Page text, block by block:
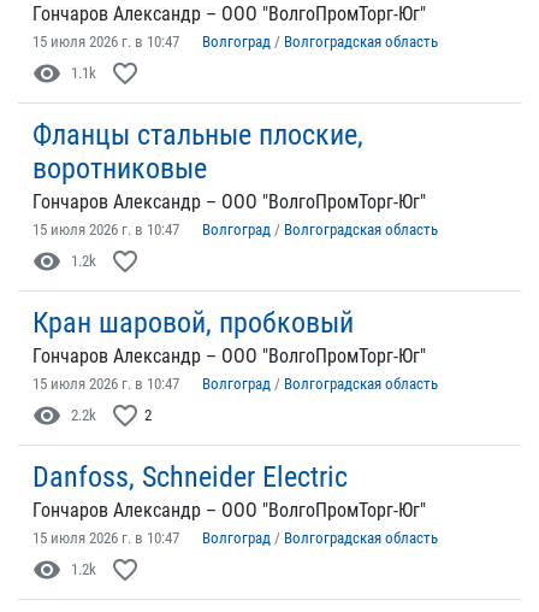
Гончаров Александр – ООО "ВолгоПромТорг-Юг"
15 июля 2026 г. в 10:47 Волгоград / Волгоградская область
visibility 1.1k favorite_border
Фланцы стальные плоские,
воротниковые
Гончаров Александр – ООО "ВолгоПромТорг-Юг"
15 июля 2026 г. в 10:47 Волгоград / Волгоградская область
visibility 1.2k favorite_border
Кран шаровой, пробковый
Гончаров Александр – ООО "ВолгоПромТорг-Юг"
15 июля 2026 г. в 10:47 Волгоград / Волгоградская область
visibility 2.2k favorite_border 2
Danfoss, Schneider Electric
Гончаров Александр – ООО "ВолгоПромТорг-Юг"
15 июля 2026 г. в 10:47 Волгоград / Волгоградская область
visibility 1.2k favorite_border